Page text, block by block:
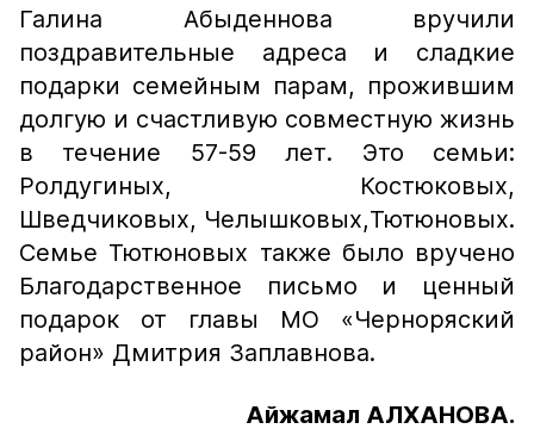
Галина Абыденнова вручили
поздравительные адреса и сладкие
подарки семейным парам, прожившим
долгую и счастливую совместную жизнь
в течение 57-59 лет. Это семьи:
Ролдугиных, Костюковых,
Шведчиковых, Челышковых,Тютюновых.
Семье Тютюновых также было вручено
Благодарственное письмо и ценный
подарок от главы МО «Черноряский
район» Дмитрия Заплавнова.
Айжамал АЛХАНОВА.